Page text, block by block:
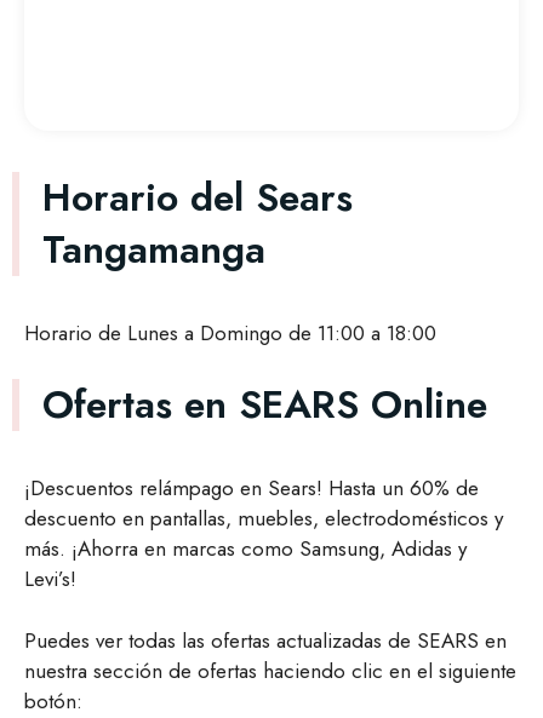
Horario del Sears
Tangamanga
Horario de Lunes a Domingo de 11:00 a 18:00
Ofertas en SEARS Online
¡Descuentos relámpago en Sears! Hasta un 60% de
descuento en pantallas, muebles, electrodomésticos y
más. ¡Ahorra en marcas como Samsung, Adidas y
Levi’s!
Puedes ver todas las ofertas actualizadas de SEARS en
nuestra sección de ofertas haciendo clic en el siguiente
botón: